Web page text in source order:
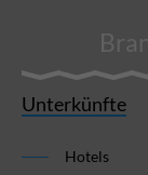
Unterkünfte
Hotels